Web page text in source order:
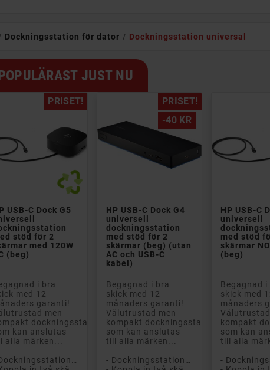
Dockningsstation för dator Dockningsstation universal
JUST NU
PRISET!
USB-C Dock G5
stöd för 2
med 120W
(beg)
i bra
med 12
garanti!
men
dockningsstation
kan anslutas
alla märken...
PRISET!
-40 KR
HP USB-C Dock G4
universell
dockningsstation
med stöd för 2
skärmar (beg) (utan
AC och USB-C
kabel)
Begagnad i bra
skick med 12
månaders garanti!
Välutrustad men
kompakt dockningsstation
som kan anslutas
till alla märken...
HP USB-C
universell
med stöd
skärmar
(beg)
Begagnad i
skick med
månaders
kompakt
som kan
till alla